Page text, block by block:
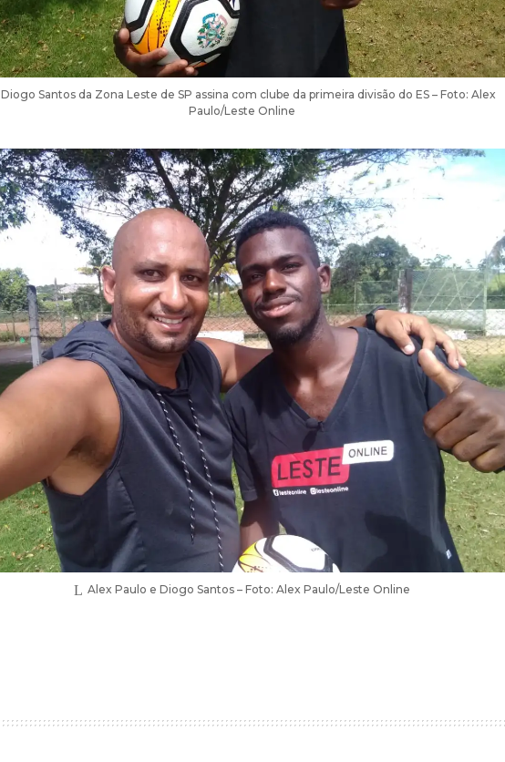
Diogo Santos da Zona Leste de SP assina com clube da primeira divisão do ES – Foto: Alex
Paulo/Leste Online
Alex Paulo e Diogo Santos – Foto: Alex Paulo/Leste Online